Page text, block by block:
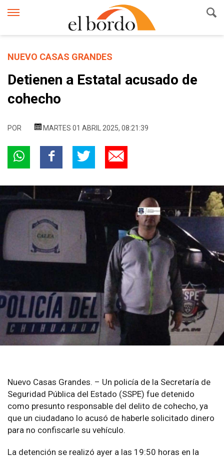
NUEVO CASAS GRANDES
Detienen a Estatal acusado de
cohecho
POR MARTES 01 ABRIL 2025, 08:21:39
Nuevo Casas Grandes. – Un policía de la Secretaría de
Seguridad Pública del Estado (SSPE) fue detenido
como presunto responsable del delito de cohecho, ya
que un ciudadano lo acusó de haberle solicitado dinero
para no confiscarle su vehículo.
La detención se realizó ayer a las 19:50 horas en la